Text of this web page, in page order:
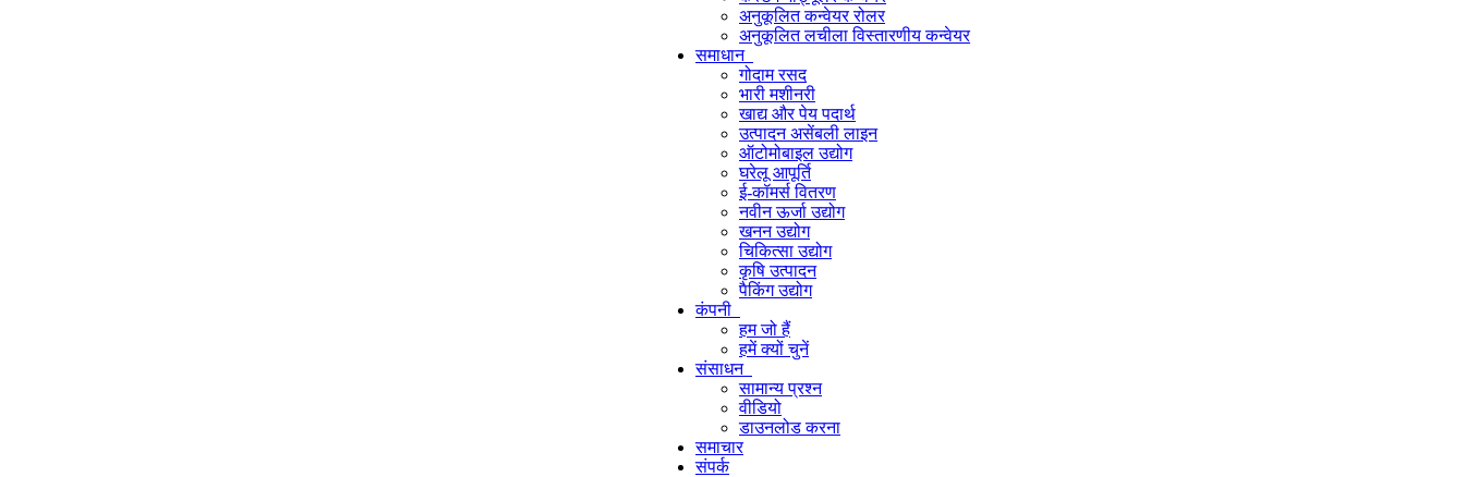
अनुकूलित कन्वेयर रोलर
अनुकूलित लचीला विस्तारणीय कन्वेयर
समाधान
गोदाम रसद
भारी मशीनरी
खाद्य और पेय पदार्थ
उत्पादन असेंबली लाइन
ऑटोमोबाइल उद्योग
घरेलू आपूर्ति
ई-कॉमर्स वितरण
नवीन ऊर्जा उद्योग
खनन उद्योग
चिकित्सा उद्योग
कृषि उत्पादन
पैकिंग उद्योग
कंपनी
हम जो हैं
हमें क्यों चुनें
संसाधन
सामान्य प्रश्न
वीडियो
डाउनलोड करना
समाचार
संपर्क